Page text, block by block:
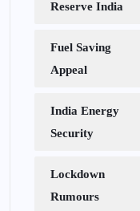
Reserve India
Fuel Saving
Appeal
India Energy
Security
Lockdown
Rumours